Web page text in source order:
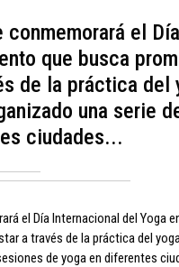
conmemorará el
que busca
de la práctica del
una serie
ciudades...
el Día Internacional del Yoga
a través de la práctica del
de yoga en diferentes